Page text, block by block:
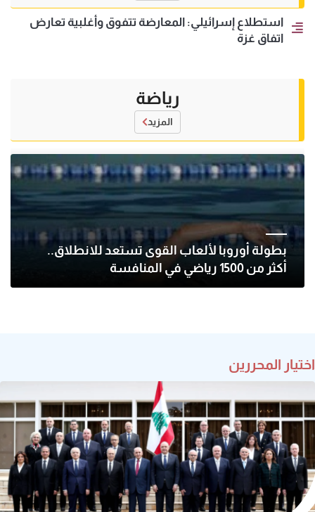
استطلاع إسرائيلي: المعارضة تتفوق وأغلبية تعارض
اتفاق غزة
رياضة
المزيد
بطولة أوروبا لألعاب القوى تستعد للانطلاق..
أكثر من 1500 رياضي في المنافسة
اختيار المحررين